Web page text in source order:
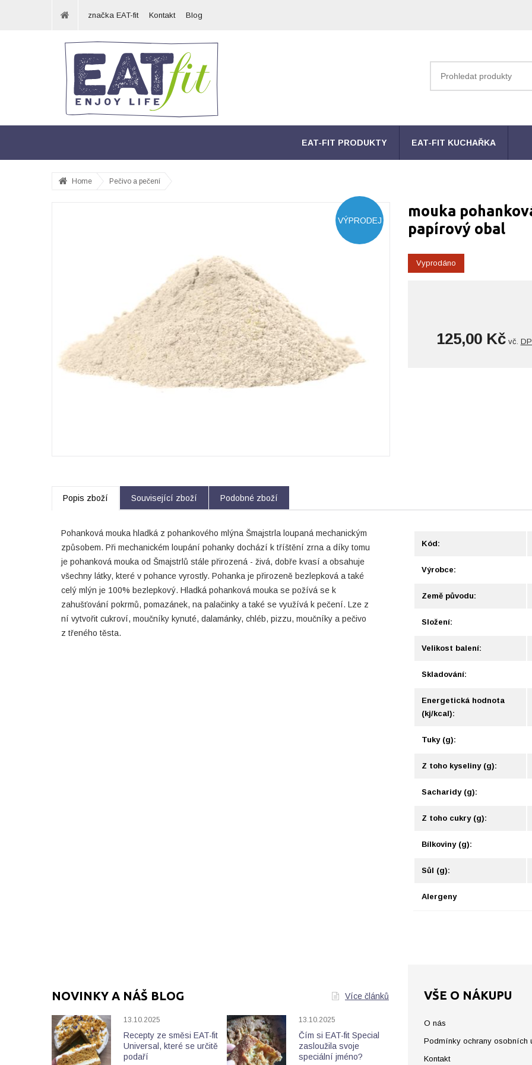
značka EAT-fit Kontakt Blog
EAT-FIT PRODUKTY EAT-FIT KUCHAŘKA
Home Pečivo a pečení
VÝPRODEJ
mouka
papírový obal
Vyprodáno
125,00 Kčvč.
Popis zboží Související zboží Podobné zboží
Pohanková mouka hladká z pohankového mlýna Šmajstrla loupaná mechanickým
způsobem. Při mechanickém loupání pohanky dochází k tříštění zrna a díky tomu
je pohanková mouka od Šmajstrlů stále přirozená - živá, dobře kvasí a obsahuje
všechny látky, které v pohance vyrostly. Pohanka je přirozeně bezlepková a také
celý mlýn je 100% bezlepkový. Hladká pohanková mouka se požívá se k
zahušťování pokrmů, pomazánek, na palačinky a také se využívá k pečení. Lze z
ní vytvořit cukroví, moučníky kynuté, dalamánky, chléb, pizzu, moučníky a pečivo
z třeného těsta.
Kód:
Výrobce:
Země původu:
Složení:
Velikost balení:
Skladování:
Energetická hodnota
(kj/kcal):
Tuky (g):
Z toho kyseliny (g):
Sacharidy (g):
Z toho cukry (g):
Bílkoviny (g):
Sůl (g):
Alergeny
NOVINKY A NÁŠ BLOG Více článků
13.10.2025
Recepty ze směsi EAT-fit
Universal, které se určitě
podaří
13.10.2025
Čím si EAT-fit Special
zasloužila svoje
speciální jméno?
VŠE O NÁKUPU
O nás
Podmínky ochrany osobních
Kontakt